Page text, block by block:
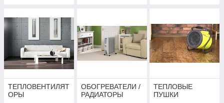
ТЕПЛОВЕНТИЛЯТ
ОРЫ
ОБОГРЕВАТЕЛИ /
РАДИАТОРЫ
ТЕПЛОВЫЕ
ПУШКИ